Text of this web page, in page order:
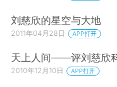
刘慈欣的星空与大地
2011年04月28日 APP打开
天上人间——评刘慈欣
2010年12月10日 APP打开